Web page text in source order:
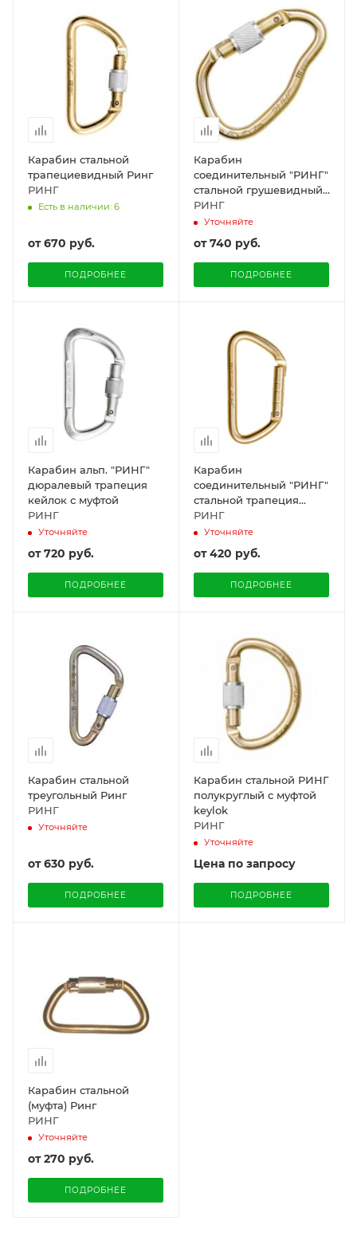
Карабин стальной
трапециевидный Ринг
РИНГ
Есть в наличии: 6
от670 руб.
ПОДРОБНЕЕ
Карабин
соединительный "РИНГ"
стальной грушевидный
с муфтой кейлок
РИНГ
Уточняйте
от740 руб.
ПОДРОБНЕЕ
Карабин альп. "РИНГ"
дюралевый трапеция
кейлок с муфтой
РИНГ
Уточняйте
от720 руб.
ПОДРОБНЕЕ
Карабин
соединительный "РИНГ"
стальной трапеция
кейлок с прямой
защелкой
РИНГ
Уточняйте
от420 руб.
ПОДРОБНЕЕ
Карабин стальной
треугольный Ринг
РИНГ
Уточняйте
от630 руб.
ПОДРОБНЕЕ
Карабин стальной РИНГ
полукруглый с муфтой
keylok
РИНГ
Уточняйте
Цена по запросу
ПОДРОБНЕЕ
Карабин стальной
(муфта) Ринг
РИНГ
Уточняйте
от270 руб.
ПОДРОБНЕЕ